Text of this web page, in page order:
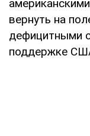
вернуть на
дефицитными
поддержке